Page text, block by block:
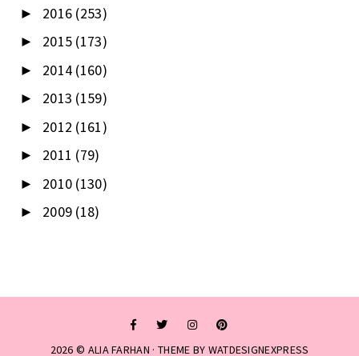
► 2016 (253)
► 2015 (173)
► 2014 (160)
► 2013 (159)
► 2012 (161)
► 2011 (79)
► 2010 (130)
► 2009 (18)
2026 © ALIA FARHAN · THEME BY WATDESIGNEXPRESS